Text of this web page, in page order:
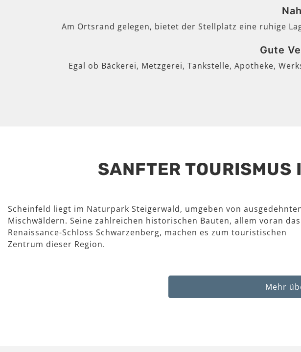
Am Ortsrand gelegen, bietet der Stellplatz eine ruhige
Gute
Egal ob Bäckerei, Metzgerei, Tankstelle, Apotheke,
SANFTER
Scheinfeld liegt im Naturpark Steigerwald, umgeben von
Mischwäldern. Seine zahlreichen historischen Bauten, allem voran das
Renaissance-Schloss Schwarzenberg, machen es zum touristischen
Zentrum dieser Region.
Mehr